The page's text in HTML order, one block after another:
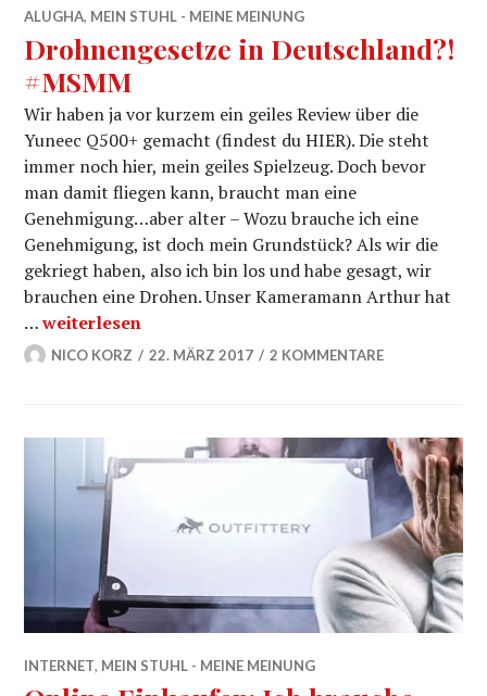
ALUGHA, MEIN STUHL - MEINE MEINUNG
Drohnengesetze in Deutschland?!
#MSMM
Wir haben ja vor kurzem ein geiles Review über die
Yuneec Q500+ gemacht (findest du HIER). Die steht
immer noch hier, mein geiles Spielzeug. Doch bevor
man damit fliegen kann, braucht man eine
Genehmigung…aber alter – Wozu brauche ich eine
Genehmigung, ist doch mein Grundstück? Als wir die
gekriegt haben, also ich bin los und habe gesagt, wir
brauchen eine Drohen. Unser Kameramann Arthur hat
…Drohnengesetze in Deutschland?! #MSMM
weiterlesen
NICO KORZ 22. MÄRZ 2017 2 KOMMENTARE
INTERNET, MEIN STUHL - MEINE MEINUNG